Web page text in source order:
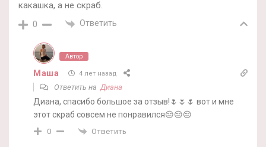
какашка, а не скраб.
0 Ответить
Автор
Маша 4 лет назад
Ответить на Диана
Диана, спасибо большое за отзыв!🌷🌷🌷 вот и мне
этот скраб совсем не понравился😔😔😔
0 Ответить